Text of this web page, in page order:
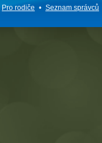
Pro rodiče • Seznam správců